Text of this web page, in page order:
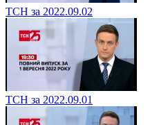
ТСН за 2022.09.02
ТСН за 2022.09.01